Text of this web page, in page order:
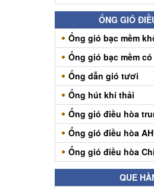
ỐNG GIÓ
Ống gió bạc mềm
Ống gió bạc mềm
Ống dẫn gió tươi
Ống hút khí thải
Ống gió điều hòa
Ống gió điều hòa
Ống gió điều hòa
QUE